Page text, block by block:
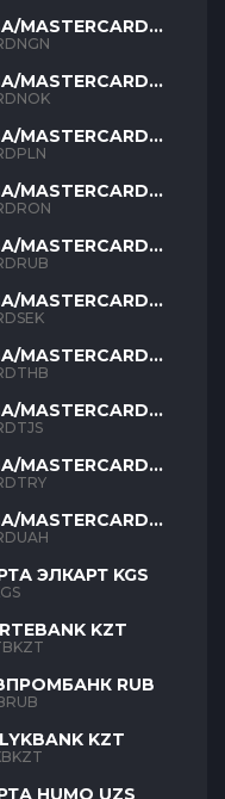
MASTERCARD
MASTERCARD
MASTERCARD
MASTERCARD
MASTERCARD
MASTERCARD
MASTERCARD
MASTERCARD
MASTERCARD
MASTERCARD
ЭЛКАРТ KGS
KZT
RUB
KZT
HUMO UZS